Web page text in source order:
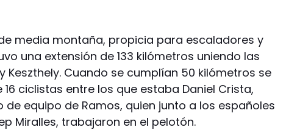
media montaña, propicia para escaladores y
una extensión de 133 kilómetros uniendo las
Keszthely. Cuando se cumplían 50 kilómetros se
ciclistas entre los que estaba Daniel Crista,
equipo de Ramos, quien junto a los españoles
Miralles, trabajaron en el pelotón.